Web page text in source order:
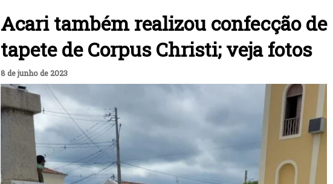
Acari também realizou confecção de
tapete de Corpus Christi; veja fotos
8 de junho de 2023